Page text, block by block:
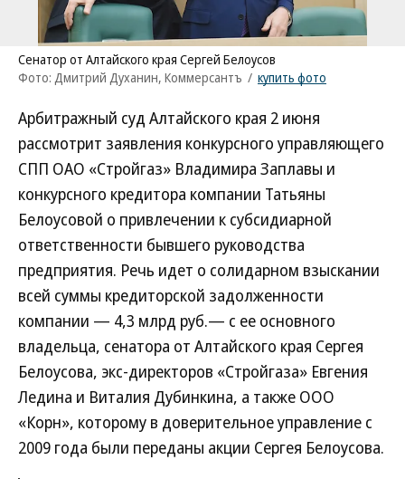
Сенатор от Алтайского края Сергей Белоусов
Фото: Дмитрий Духанин, Коммерсантъ / купить фото
Арбитражный суд Алтайского края 2 июня
рассмотрит заявления конкурсного управляющего
СПП ОАО «Стройгаз» Владимира Заплавы и
конкурсного кредитора компании Татьяны
Белоусовой о привлечении к субсидиарной
ответственности бывшего руководства
предприятия. Речь идет о солидарном взыскании
всей суммы кредиторской задолженности
компании — 4,3 млрд руб.— с ее основного
владельца, сенатора от Алтайского края Сергея
Белоусова, экс-директоров «Стройгаза» Евгения
Ледина и Виталия Дубинкина, а также ООО
«Корн», которому в доверительное управление с
2009 года были переданы акции Сергея Белоусова.